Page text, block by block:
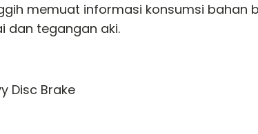
memuat informasi konsumsi bahan
dan tegangan aki.
Disc Brake